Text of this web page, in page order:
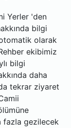
Yerler 'den
bilgi
olarak
ekibimiz
bilgi
daha
tekrar ziyaret
fazla gezilecek